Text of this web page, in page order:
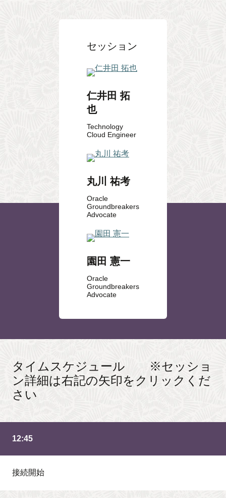
セッション
仁井田 拓
也
Technology
Cloud Engineer
丸川 祐考
Oracle
Groundbreakers
Advocate
園田 憲一
Oracle
Groundbreakers
Advocate
タイムスケジュール ※セッショ
ン詳細は右記の矢印をクリックくだ
さい
12:45
接続開始